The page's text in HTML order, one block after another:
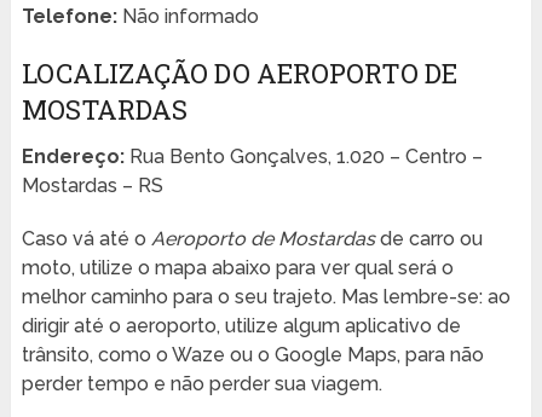
Telefone:Não informado
LOCALIZAÇÃO DO AEROPORTO DE
MOSTARDAS
Endereço:Rua Bento Gonçalves, 1.020 – Centro –
Mostardas – RS
Caso vá até o Aeroporto de Mostardasde carro ou
moto, utilize o mapa abaixo para ver qual será o
melhor caminho para o seu trajeto. Mas lembre-se: ao
dirigir até o aeroporto, utilize algum aplicativo de
trânsito, como o Waze ou o Google Maps, para não
perder tempo e não perder sua viagem.